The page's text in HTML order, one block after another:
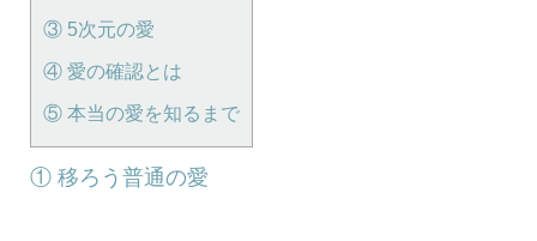
③ 5次元の愛
④ 愛の確認とは
⑤ 本当の愛を知るまで
① 移ろう普通の愛